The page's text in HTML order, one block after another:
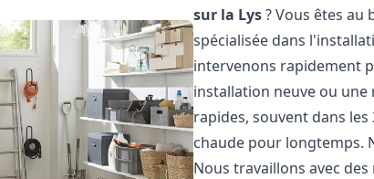
sur la Lys? Vous êtes
spécialisée dans
intervenons rapidement
installation neuve ou
rapides, souvent dans
chaude pour longtemps.
Nous travaillons avec